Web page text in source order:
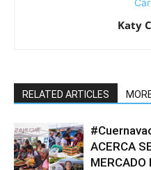
Katy
RELATED ARTICLES
ACERCA
MERCADO